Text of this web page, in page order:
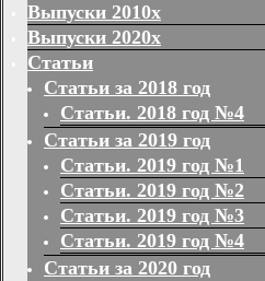
Выпуски 2010х
Выпуски 2020х
Статьи
Статьи за 2018 год
Статьи. 2018 год №4
Статьи за 2019 год
Статьи. 2019 год №1
Статьи. 2019 год №2
Статьи. 2019 год №3
Статьи. 2019 год №4
Статьи за 2020 год